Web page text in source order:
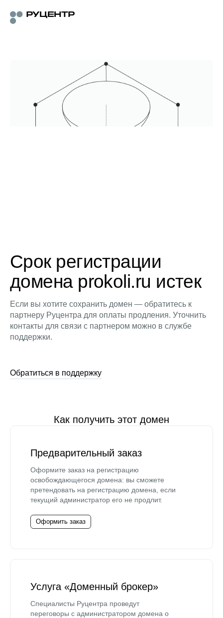
Срок регистрации
домена prokoli.ru истек
Если вы хотите сохранить домен — обратитесь к
партнеру Руцентра для оплаты продления. Уточнить
контакты для связи с партнером можно в службе
поддержки.
Обратиться в поддержку
Как получить этот домен
Предварительный заказ
Оформите заказ на регистрацию
освобождающегося домена: вы сможете
претендовать на регистрацию домена, если
текущий администратор его не продлит.
Оформить заказ
Услуга «Доменный брокер»
Специалисты Руцентра проведут
переговоры с администратором домена о